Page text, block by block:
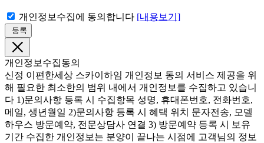
개인정보수집에 동의합니다 [내용보기]
등록
개인정보수집동의
신정 이편한세상 스카이하임 개인정보 동의 서비스 제공을 위
해 필요한 최소한의 범위 내에서 개인정보를 수집하고 있습니
다 1)문의사항 등록 시 수집항목 성명, 휴대폰번호, 전화번호,
메일, 생년월일 2)문의사항 등록 시 혜택 위치 문자전송, 모델
하우스 방문예약, 전문상담사 연결 3) 방문예약 등록 시 보유
기간 수집한 개인정보는 분양이 끝나는 시점에 고객님의 정보